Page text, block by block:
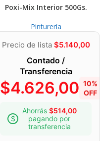
Poxi-Mix Interior 500Gs.
Pinturería
Precio de lista $5.140,00
Contado /
Transferencia
$4.626,00 10%
OFF
Ahorrás $514,00
pagando por
transferencia